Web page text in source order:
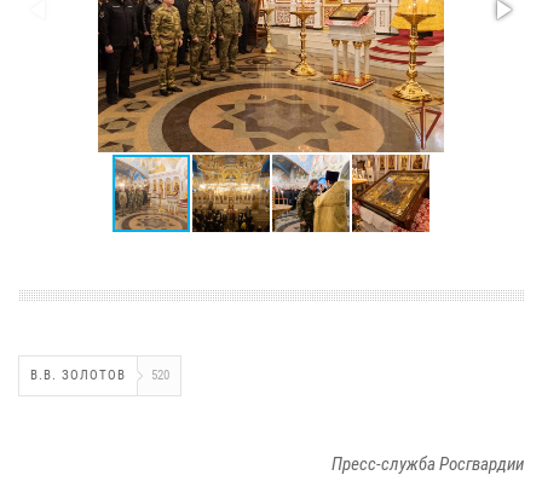
В.В. ЗОЛОТОВ 520
Пресс-служба Росгвардии